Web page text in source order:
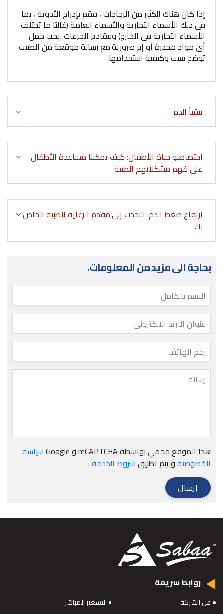
إذا كان هناك الكثير من الزجاجات ، فقم بإدراج الأدوية ، بما
في ذلك الأسماء التجارية والأسماء العامة (غالبًا ما تختلف
الأسماء التجارية في الخارج) ومقادير الجرعات. يجب حمل
أي مواد مخدرة أو إبر ضرورية مع رسالة موقعة من الطبيب
توضح سبب وكيفية استخدامها.
يتقيأ الدم
اختصاصيو حياة الأطفال: كيف يمكننا مساعدة الأطفال
على فهم مشكلاتهم الطبية
ارتفاع ضغط الدم: التحدث إلى مقدم الرعاية الطبية الخاص
بك
بحاجة الى مزيد من المعلومات.
هذا الموقع محمي بواسطة reCAPTCHA و Google
سياسة
الخصوصيةو يتم تطبيقشروط الخدمة.
إرسال
روابط سريعة
عن الشركة التسعير المباشر